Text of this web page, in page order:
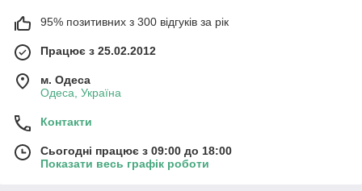
95% позитивних з 300 відгуків за рік
Працює з 25.02.2012
м. Одеса
Одеса, Україна
Контакти
Сьогодні працює з 09:00 до 18:00
Показати весь графік роботи